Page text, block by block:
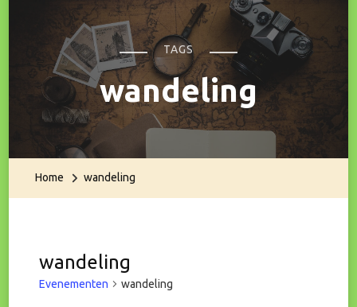
TAGS
wandeling
Home wandeling
wandeling
Evenementen wandeling